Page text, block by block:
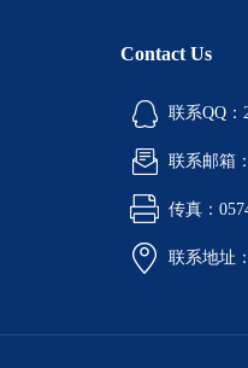
Contact Us
联系QQ：
联系邮箱
传真：
联系地址